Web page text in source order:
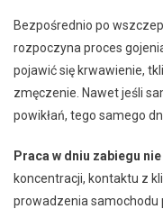
Bezpośrednio po
rozpoczyna proces
pojawić się krwawienie,
zmęczenie. Nawet jeśli
powikłań, tego samego
Praca w dniu zabiegu
koncentracji, kontaktu z
prowadzenia samochodu